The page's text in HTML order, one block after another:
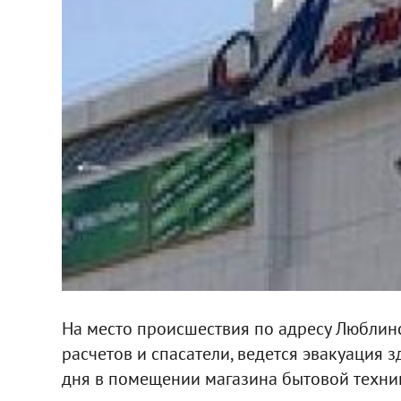
На место происшествия по адресу
расчетов и спасатели, ведется
дня в помещении магазина бытовой